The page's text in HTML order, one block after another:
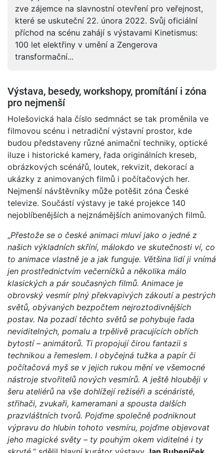
zve zájemce na slavnostní otevření pro veřejnost,
které se uskuteční 22. února 2022. Svůj oficiální
příchod na scénu zahájí s výstavami Kinetismus:
100 let elektřiny v umění a Zengerova
transformační...
Výstava, besedy, workshopy, promítání i zóna
pro nejmenší
Holešovická hala číslo sedmnáct se tak proměnila ve
filmovou scénu i netradiční výstavní prostor, kde
budou představeny různé animační techniky, optické
iluze i historické kamery, řada originálních kreseb,
obrázkových scénářů, loutek, rekvizit, dekorací a
ukázky z animovaných filmů i počítačových her.
Nejmenší návštěvníky může potěšit zóna České
televize. Součástí výstavy je také projekce 140
nejoblíbenějších a nejznámějších animovaných filmů.
„Přestože se o české animaci mluví jako o jedné z
našich výkladních skříní, málokdo ve skutečnosti ví, co
to animace vlastně je a jak funguje. Většina lidí ji vnímá
jen prostřednictvím večerníčků a několika málo
klasických a pár současných filmů. Animace je
obrovský vesmír plný překvapivých zákoutí a pestrých
světů, obývaných bezpočtem nejroztodivnějších
postav. Na pozadí těchto světů se pohybuje řada
neviditelných, pomalu a trpělivě pracujících obřích
bytostí – animátorů. Ti propojují čirou fantazii s
technikou a řemeslem. I obyčejná tužka a papír či
počítačová myš se v jejich rukou mění ve všemocné
nástroje stvořitelů nových vesmírů. A ještě hlouběji v
šeru ateliérů na vše dohlížejí režiséři a scénáristé,
střihači, zvukaři, kameramani a spousta dalších
prazvláštních tvorů. Pojďme společně podniknout
výpravu do hlubin tohoto vesmíru, pojďme objevovat
jeho magické světy – ty pouhým okem viditelné i ty